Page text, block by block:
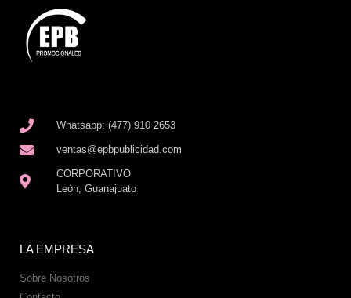
Whatsapp: (477) 910 2653
ventas@epbpublicidad.com
CORPORATIVO
León, Guanajuato
LA EMPRESA
Sobre Nosotros